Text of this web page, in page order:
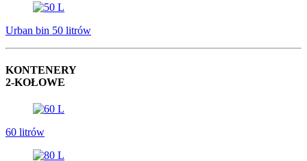
Urban bin 50 litrów
KONTENERY
2-KOŁOWE
60 litrów